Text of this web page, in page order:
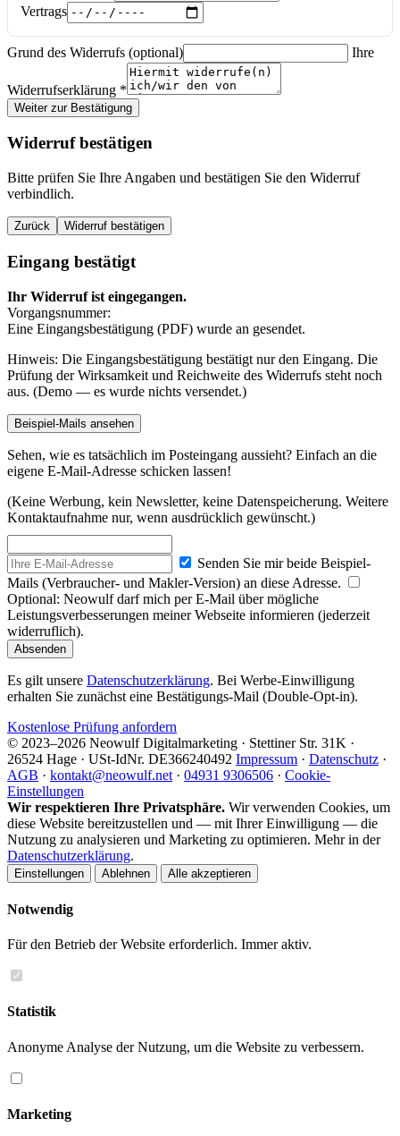
Vertrags
Grund des Widerrufs (optional) Ihre
Widerrufserklärung *
Weiter zur Bestätigung
Widerruf bestätigen
Bitte prüfen Sie Ihre Angaben und bestätigen Sie den Widerruf
verbindlich.
Zurück Widerruf bestätigen
Eingang bestätigt
Ihr Widerruf ist eingegangen.
Vorgangsnummer:
Eine Eingangsbestätigung (PDF) wurde an gesendet.
Hinweis: Die Eingangsbestätigung bestätigt nur den Eingang. Die
Prüfung der Wirksamkeit und Reichweite des Widerrufs steht noch
aus. (Demo — es wurde nichts versendet.)
Beispiel-Mails ansehen
Sehen, wie es tatsächlich im Posteingang aussieht? Einfach an die
eigene E-Mail-Adresse schicken lassen!
(Keine Werbung, kein Newsletter, keine Datenspeicherung. Weitere
Kontaktaufnahme nur, wenn ausdrücklich gewünscht.)
Senden Sie mir beide Beispiel-
Mails (Verbraucher- und Makler-Version) an diese Adresse.
Optional: Neowulf darf mich per E-Mail über mögliche
Leistungsverbesserungen meiner Webseite informieren (jederzeit
widerruflich).
Absenden
Es gilt unsere Datenschutzerklärung. Bei Werbe-Einwilligung
erhalten Sie zunächst eine Bestätigungs-Mail (Double-Opt-in).
Kostenlose Prüfung anfordern
© 2023–2026 Neowulf Digitalmarketing · Stettiner Str. 31K ·
26524 Hage · USt-IdNr. DE366240492 Impressum · Datenschutz ·
AGB · kontakt@neowulf.net · 04931 9306506 · Cookie-
Einstellungen
Wir respektieren Ihre Privatsphäre. Wir verwenden Cookies, um
diese Website bereitzustellen und — mit Ihrer Einwilligung — die
Nutzung zu analysieren und Marketing zu optimieren. Mehr in der
Datenschutzerklärung.
Einstellungen Ablehnen Alle akzeptieren
Notwendig
Für den Betrieb der Website erforderlich. Immer aktiv.
Statistik
Anonyme Analyse der Nutzung, um die Website zu verbessern.
Marketing